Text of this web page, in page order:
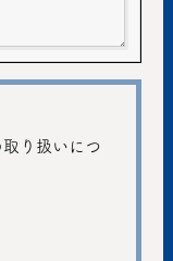
り扱いにつ